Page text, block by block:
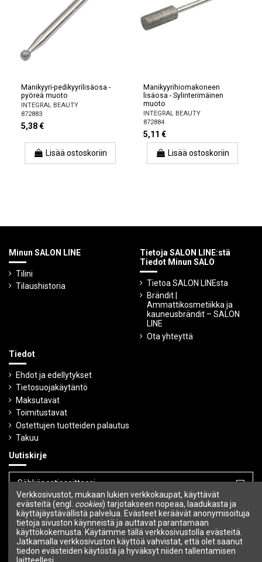
Manikyyri-pedikyyrilisäosa -
pyöreä muoto
INTEGRAL BEAUTY
872883
5,38 €
Lisää ostoskoriin
Manikyyrihiomakoneen
lisäosa - Sylinterimäinen
muoto
INTEGRAL BEAUTY
872884
5,11 €
Lisää ostoskoriin
Minun SALON LINE
Tilini
Tilaushistoria
Tietoja SALON LINE:stä
Tiedot Minun SALO
Tietoa SALON LINEsta
Brändit |
Ammattikosmetiikka ja
kauneusbrändit – SALON
LINE
Ota yhteyttä
Tiedot
Ehdot ja edellytykset
Tietosuojakäytäntö
Maksutavat
Toimitustavat
Ostettujen tuotteiden palautus
Takuu
Uutiskirje
Voit peruuttaa tilauksen milloin tahansa.
Seuraa meitä
Verkkosivustot, mukaan lukien verkkokaupat, käyttävät
evästeitä (engl. cookies) tarjotakseen nopeaa, laadukasta ja
käyttäjäystävällistä palvelua. Evästeet keräävät anonymisoituja
tietoja sivuston käynneistä ja auttavat parantamaan
käyttökokemusta. Käytämme tällä verkkosivustolla evästeitä.
Jatkamalla verkkosivuston käyttöä vahvistat, että olet saanut
tiedon evästeiden käytöstä ja hyväksyt niiden tallentamisen